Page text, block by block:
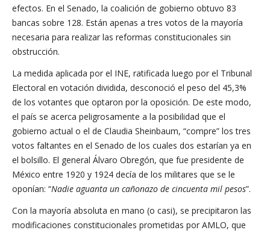
efectos. En el Senado, la coalición de gobierno obtuvo 83
bancas sobre 128. Están apenas a tres votos de la mayoría
necesaria para realizar las reformas constitucionales sin
obstrucción.
La medida aplicada por el INE, ratificada luego por el Tribunal
Electoral en votación dividida, desconoció el peso del 45,3%
de los votantes que optaron por la oposición. De este modo,
el país se acerca peligrosamente a la posibilidad que el
gobierno actual o el de Claudia Sheinbaum, “compre” los tres
votos faltantes en el Senado de los cuales dos estarían ya en
el bolsillo. El general Álvaro Obregón, que fue presidente de
México entre 1920 y 1924 decía de los militares que se le
oponían: “Nadie aguanta un cañonazo de cincuenta mil pesos”.
Con la mayoría absoluta en mano (o casi), se precipitaron las
modificaciones constitucionales prometidas por AMLO, que